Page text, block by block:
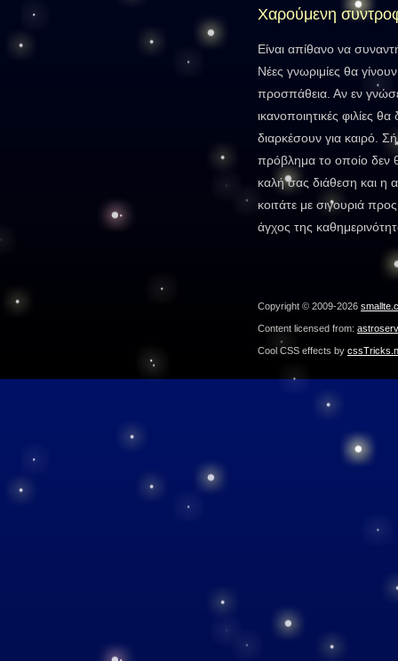
Χαρούμενη
Είναι απίθανο να
Νέες γνωριμίες θα
προσπάθεια. Αν εν
ικανοποιητικές φιλίες
διαρκέσουν για καιρό.
πρόβλημα το οποίο δεν
καλή σας διάθεση και η
κοιτάτε με σιγουριά
άγχος της
Copyright © 2009-2026
Content licensed from:
Cool CSS effects by